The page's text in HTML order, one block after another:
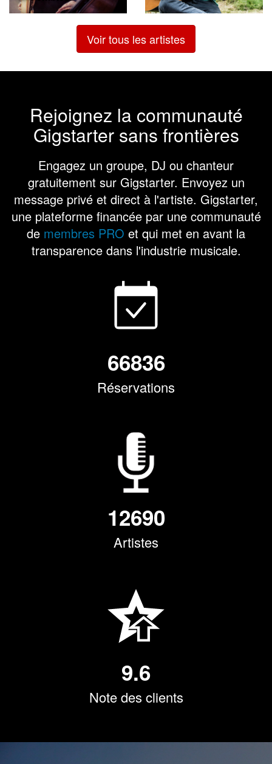
Voir tous les artistes
Rejoignez la communauté
Gigstarter sans frontières
Engagez un groupe, DJ ou chanteur
gratuitement sur Gigstarter. Envoyez un
message privé et direct à l'artiste. Gigstarter,
une plateforme financée par une communauté
de membres PRO et qui met en avant la
transparence dans l'industrie musicale.
66836
Réservations
12690
Artistes
9.6
Note des clients